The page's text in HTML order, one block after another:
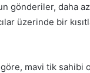
gönderiler, daha
üzerinde bir
mavi tik sahibi